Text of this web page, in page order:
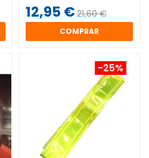
12,95 €21,60 €
COMPRAR
-25%